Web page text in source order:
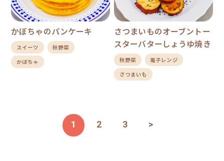
かぼちゃのパンケーキ
スイーツ
秋野菜
かぼちゃ
さつまいものオーブントー
スターバターしょうゆ焼き
秋野菜
電子レンジ
さつまいも
1 2 3 >